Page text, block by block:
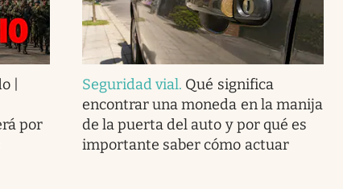
|
por
Seguridad vial. Qué significa
encontrar una moneda en la manija
de la puerta del auto y por qué es
importante saber cómo actuar